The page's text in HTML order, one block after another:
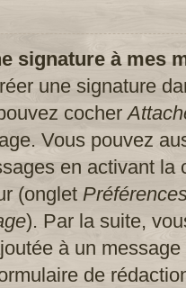
signature à mes
une signature
cocher
Vous pouvez
en activant la
(onglet
). Par la suite,
à un
de